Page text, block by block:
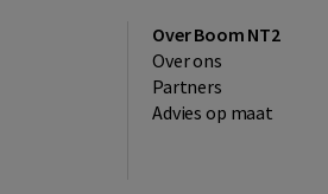
Over Boom NT2
Over ons
Partners
Advies op maat